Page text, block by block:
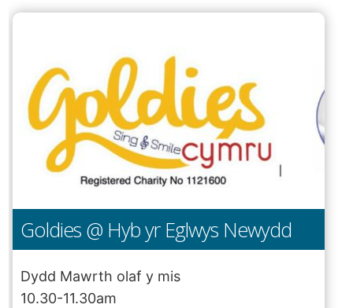
Goldies @ Hyb yr Eglwys Newydd
Dydd Mawrth olaf y mis
10.30-11.30am